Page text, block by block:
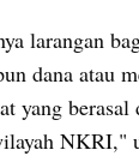
larangan
dana atau
yang
NKRI,"